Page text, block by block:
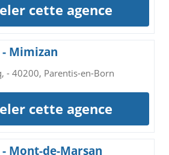
cette agence
Mimizan
- 40200, Parentis-en-Born
cette agence
Mont-de-Marsan